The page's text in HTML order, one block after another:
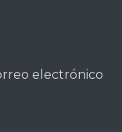
electrónico